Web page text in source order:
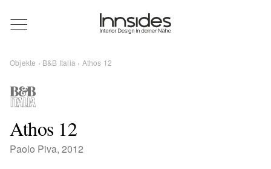
Magazin
Showrooms
Objekte › B&B Italia › Athos 12
Athos 12
Paolo Piva, 2012